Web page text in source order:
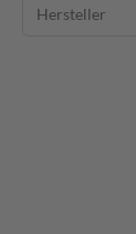
Hersteller